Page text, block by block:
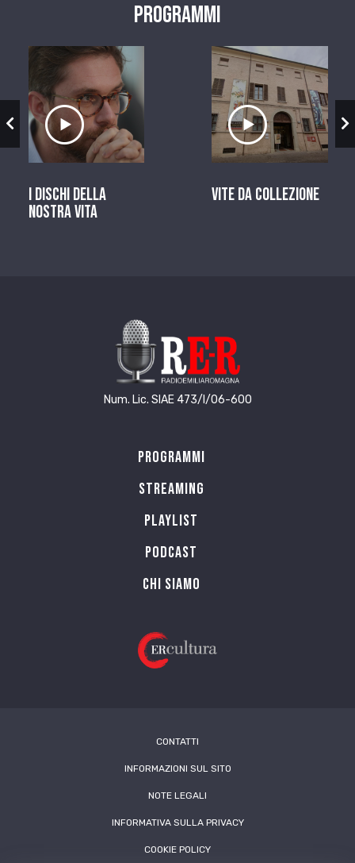
Programmi
Ascolta il servizio
I dischi della
nostra vita
Ascolta il
Vite da Collezione
Num. Lic. SIAE 473/I/06-600
Programmi
Streaming
Playlist
PODCAST
Chi siamo
CONTATTI
INFORMAZIONI SUL SITO
NOTE LEGALI
INFORMATIVA SULLA PRIVACY
COOKIE POLICY